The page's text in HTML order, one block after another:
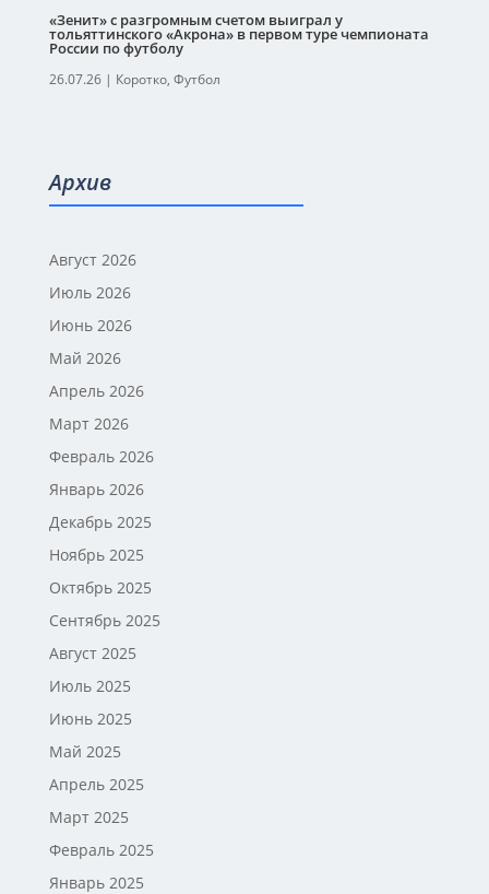
«Зенит» с разгромным счетом выиграл у
тольяттинского «Акрона» в первом туре чемпионата
России по футболу
26.07.26| Коротко, Футбол
Архив
Август 2026
Июль 2026
Июнь 2026
Май 2026
Апрель 2026
Март 2026
Февраль 2026
Январь 2026
Декабрь 2025
Ноябрь 2025
Октябрь 2025
Сентябрь 2025
Август 2025
Июль 2025
Июнь 2025
Май 2025
Апрель 2025
Март 2025
Февраль 2025
Январь 2025